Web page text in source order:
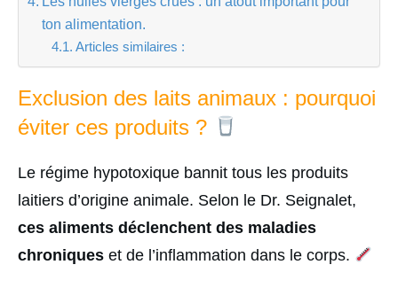
ton alimentation.
Articles similaires :
Exclusion des laits animaux : pourquoi
éviter ces produits ?
Le régime hypotoxique bannit tous les produits
laitiers d’origine animale. Selon le Dr. Seignalet,
ces aliments déclenchent des maladies
chroniques et de l’inflammation dans le corps.